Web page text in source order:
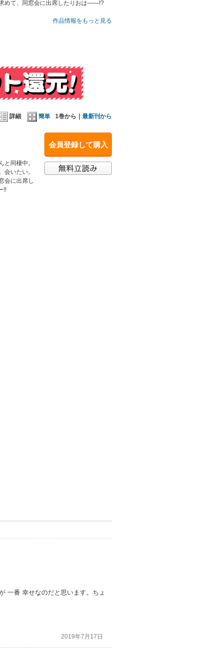
めて、同窓会に出席したりおは――!?
作品情報をもっと見る
詳細 簡単 1巻から｜ 最新刊から
会員登録して購入
同棲中。
いたい。
会に出席し
!!
一番 幸せなのだと思います。ちょ
2019年7月17日